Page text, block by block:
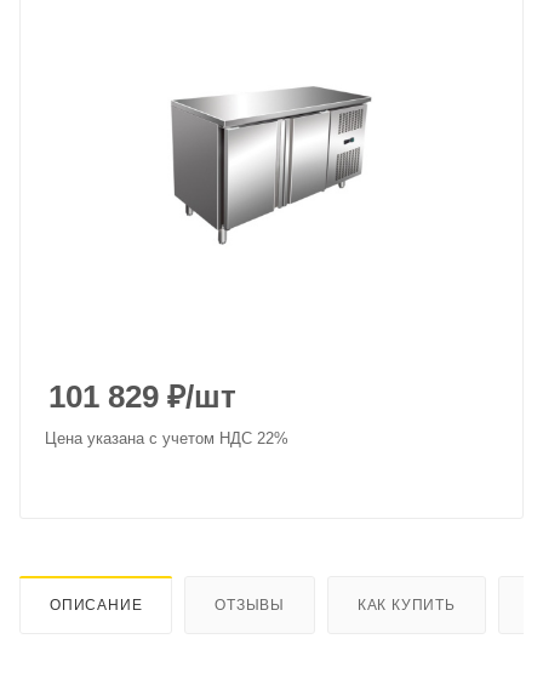
101 829 ₽/шт
Цена указана с учетом НДС 22%
ОПИСАНИЕ ОТЗЫВЫ КАК КУПИТЬ